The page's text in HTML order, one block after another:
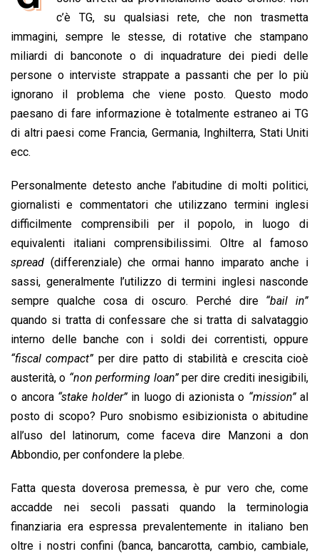
o
o
k
s
A
p
p
e
I
n
a
d
s
l
L
i
n
k
c’è TG, su qualsiasi rete, che non trasmetta
immagini, sempre le stesse, di rotative che stampano
miliardi di banconote o di inquadrature dei piedi delle
persone o interviste strappate a passanti che per lo più
ignorano il problema che viene posto. Questo modo
paesano di fare informazione è totalmente estraneo ai TG
di altri paesi come Francia, Germania, Inghilterra, Stati Uniti
ecc.
Personalmente detesto anche l’abitudine di molti politici,
giornalisti e commentatori che utilizzano termini inglesi
difficilmente comprensibili per il popolo, in luogo di
equivalenti italiani comprensibilissimi. Oltre al famoso
spread (differenziale) che ormai hanno imparato anche i
sassi, generalmente l’utilizzo di termini inglesi nasconde
sempre qualche cosa di oscuro. Perché dire “bail in”
quando si tratta di confessare che si tratta di salvataggio
interno delle banche con i soldi dei correntisti, oppure
“fiscal compact”per dire patto di stabilità e crescita cioè
austerità, o “non performing loan”per dire crediti inesigibili,
o ancora “stake holder”in luogo di azionista o “mission”al
posto di scopo? Puro snobismo esibizionista o abitudine
all’uso del latinorum, come faceva dire Manzoni a don
Abbondio, per confondere la plebe.
Fatta questa doverosa premessa, è pur vero che, come
accadde nei secoli passati quando la terminologia
finanziaria era espressa prevalentemente in italiano ben
oltre i nostri confini (banca, bancarotta, cambio, cambiale,